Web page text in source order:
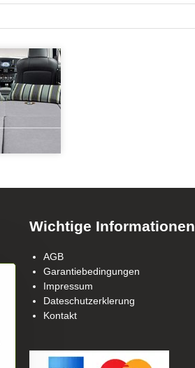
Wichtige Informationen
AGB
Garantiebedingungen
Impressum
Dateschutzerklerung
Kontakt